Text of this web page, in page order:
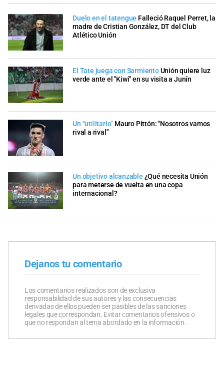
Duelo en el tatengue Falleció Raquel Perret, la
madre de Cristian González, DT del Club
Atlético Unión
El Tate juega con SarmientoUnión quiere luz
verde ante el "Kiwi" en su visita a Junín
Un “utilitario” Mauro Pittón: "Nosotros vamos
rival a rival"
Un objetivo alcanzable ¿Qué necesita Unión
para meterse de vuelta en una copa
internacional?
Dejanos tu comentario
Los comentarios realizados son de exclusiva
responsabilidad de sus autores y las consecuencias
derivadas de ellos pueden ser pasibles de las sanciones
legales que correspondan. Evitar comentarios ofensivos o
que no respondan al tema abordado en la información.